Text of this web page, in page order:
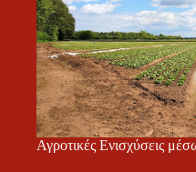
Αγροτικές Ενισχύσεις